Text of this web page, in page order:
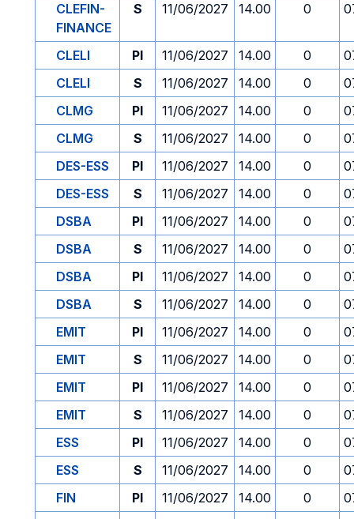
CLEFIN-
FINANCE
S 11/06/2027 14.00 0
CLELI PI 11/06/2027 14.00 0
CLELI
S 11/06/2027 14.00 0
CLMG
PI 11/06/2027 14.00 0
CLMG
S 11/06/2027 14.00 0
DES-ESS
PI 11/06/2027 14.00 0
DES-ESS
S 11/06/2027 14.00 0
DSBA
PI 11/06/2027 14.00 0
DSBA
S 11/06/2027 14.00 0
DSBA
PI 11/06/2027 14.00 0
DSBA
S 11/06/2027 14.00 0
EMIT
PI 11/06/2027 14.00 0
EMIT
S 11/06/2027 14.00 0
EMIT
PI 11/06/2027 14.00 0
EMIT
S 11/06/2027 14.00 0
ESS
PI 11/06/2027 14.00 0
ESS
S 11/06/2027 14.00 0
FIN
PI 11/06/2027 14.00 0